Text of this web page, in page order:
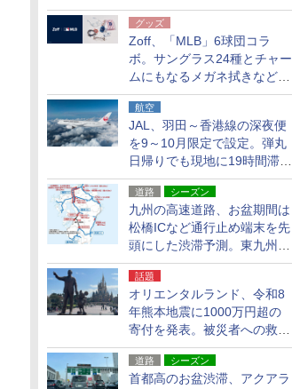
分、えきねっと限定
グッズ
Zoff、「MLB」6球団コラ
ボ。サングラス24種とチャー
ムにもなるメガネ拭きなど雑
貨24種
航空
JAL、羽田～香港線の深夜便
を9～10月限定で設定。弾丸
日帰りでも現地に19時間滞在
できる
道路 シーズン
九州の高速道路、お盆期間は
松橋ICなど通行止め端末を先
頭にした渋滞予測。東九州道
への迂回は料金調整を実施
話題
オリエンタルランド、令和8
年熊本地震に1000万円超の
寄付を発表。被災者への救援
活動・復旧支援
道路 シーズン
首都高のお盆渋滞、アクアラ